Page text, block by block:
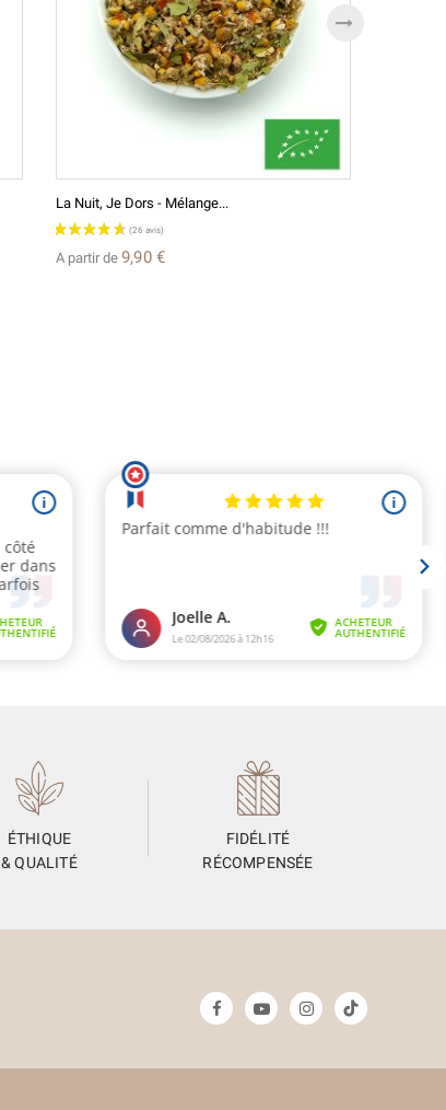
La Nuit, Je Dors - Mélange...
A partir de 9,90 €
ÉTHIQUE
& QUALITÉ
FIDÉLITÉ
RÉCOMPENSÉE